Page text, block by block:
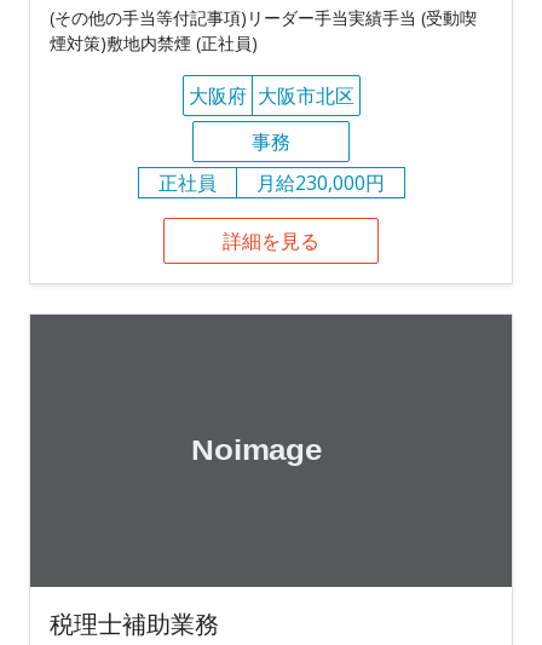
(その他の手当等付記事項)リーダー手当実績手当 (受動喫
煙対策)敷地内禁煙 (正社員)
大阪府 大阪市北区
事務
正社員
月給230,000円
詳細を見る
税理士補助業務